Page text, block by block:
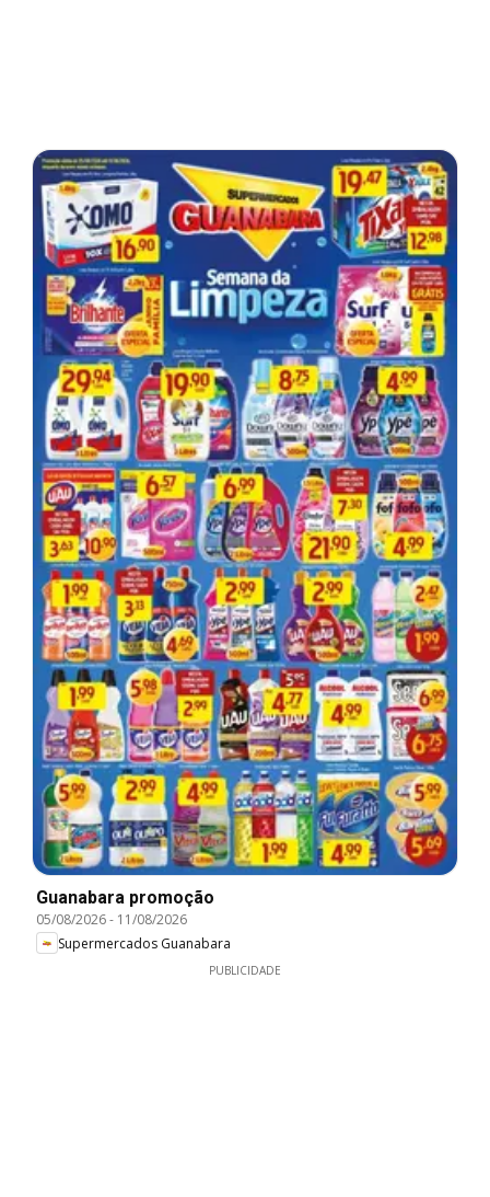
Guanabara promoção
05/08/2026- 11/08/2026
Supermercados Guanabara
PUBLICIDADE